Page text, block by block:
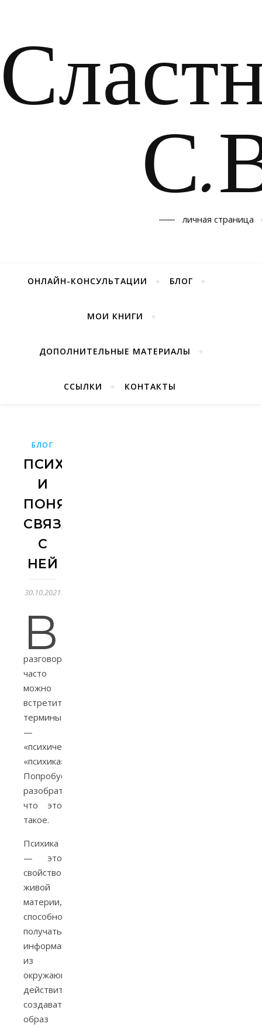
личная страница
ОНЛАЙН-КОНСУЛЬТАЦИИ БЛОГ
МОИ КНИГИ
ДОПОЛНИТЕЛЬНЫЕ МАТЕРИАЛЫ
ССЫЛКИ КОНТАКТЫ
БЛОГ
ПСИХИКА
И
ПОНЯТИЯ
СВЯЗАННЫЕ
С
НЕЙ
30.10.2021
В
разговорах
часто
можно
встретить
термины
—
«психический»,
«психика».
Попробуем
разобраться
что это
такое.
Психика
— это
свойство
живой
материи,
способность
получать
информацию
из
окружающей
действительности,
создавать
образ